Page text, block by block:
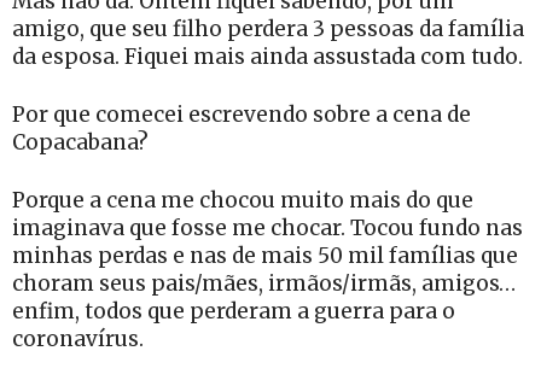
amigo, que seu filho perdera 3 pessoas da família
da esposa. Fiquei mais ainda assustada com tudo.
Por que comecei escrevendo sobre a cena de
Copacabana?
Porque a cena me chocou muito mais do que
imaginava que fosse me chocar. Tocou fundo nas
minhas perdas e nas de mais 50 mil famílias que
choram seus pais/mães, irmãos/irmãs, amigos…
enfim, todos que perderam a guerra para o
coronavírus.